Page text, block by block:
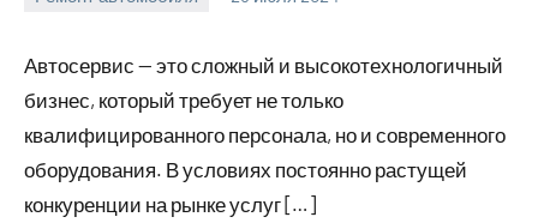
Автосервис — это сложный и высокотехнологичный
бизнес, который требует не только
квалифицированного персонала, но и современного
оборудования. В условиях постоянно растущей
конкуренции на рынке услуг […]